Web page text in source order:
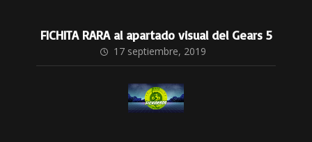
FICHITA RARA al apartado visual del Gears 5
17 septiembre, 2019